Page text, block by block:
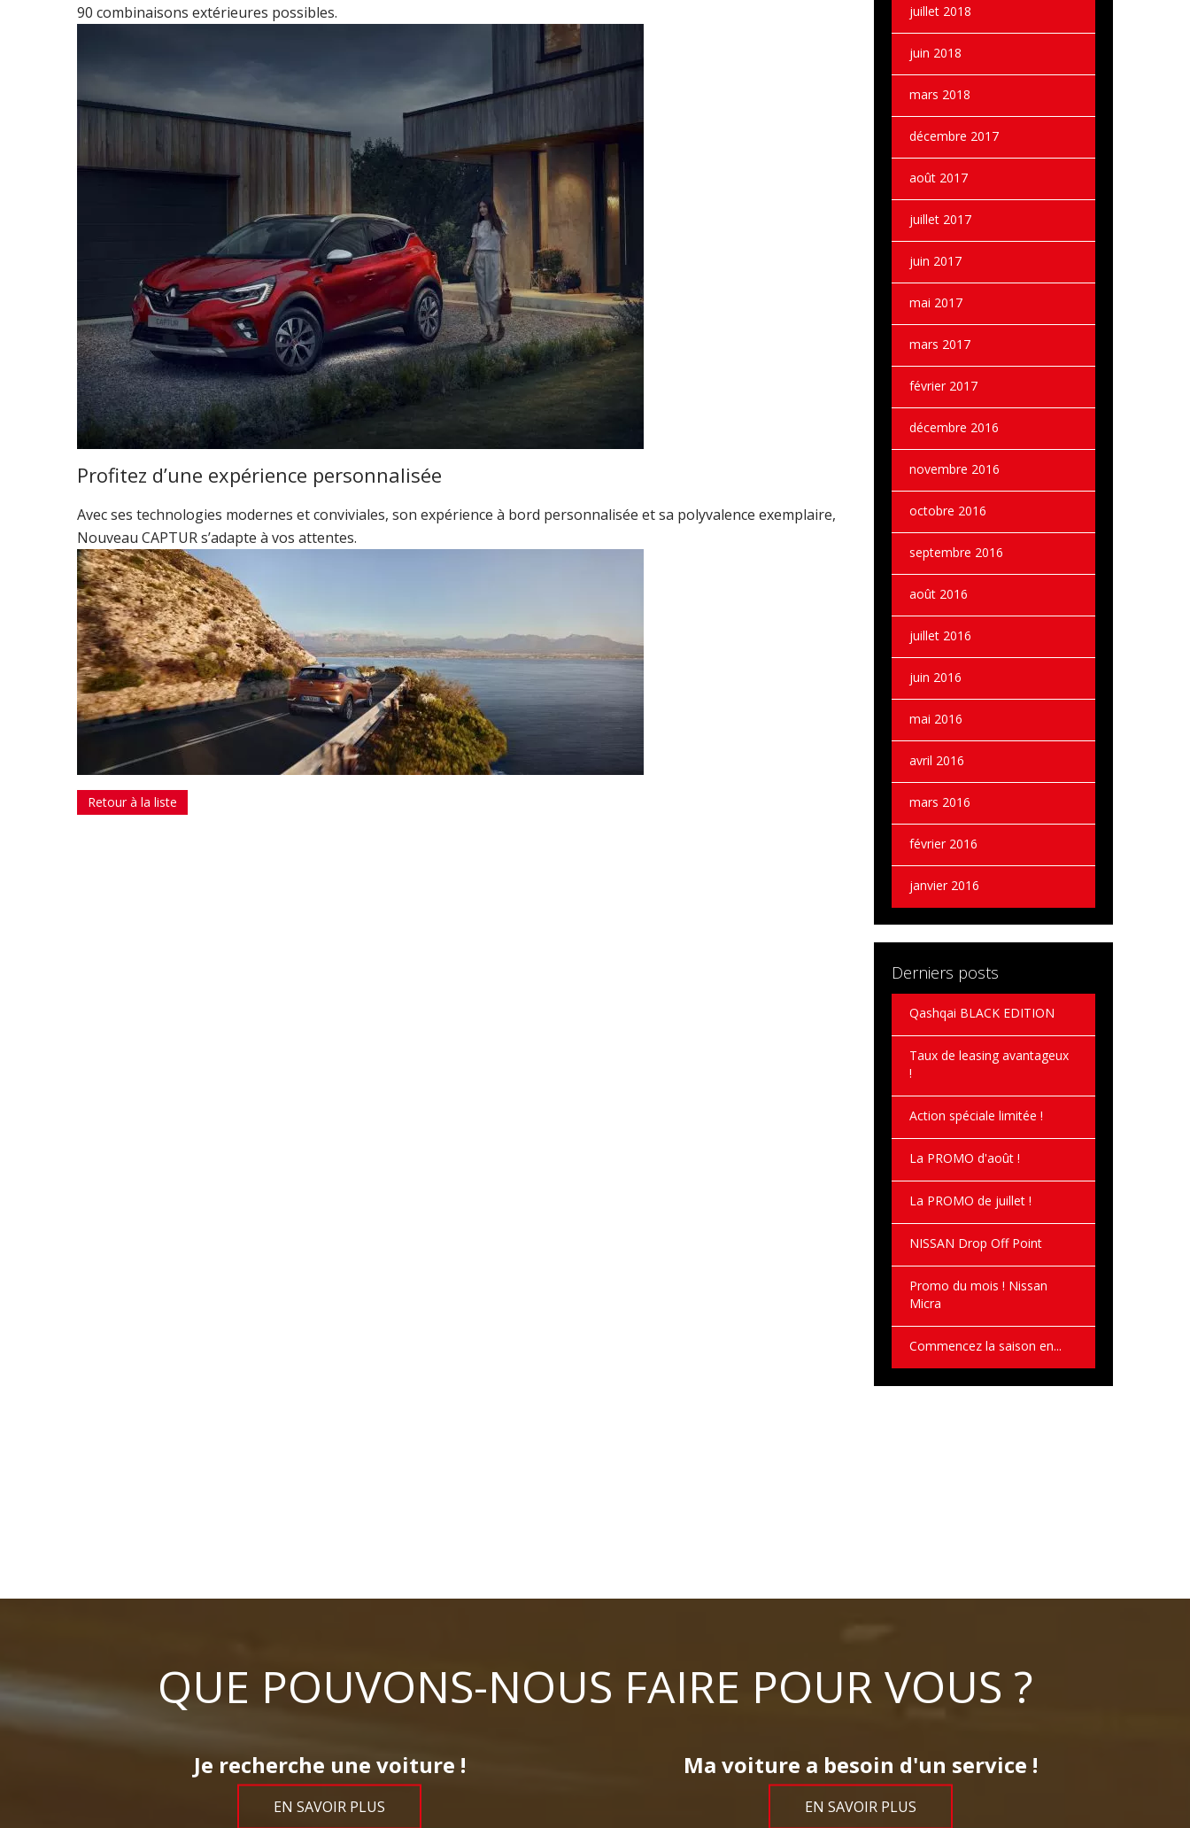
90 combinaisons extérieures possibles.
Profitez d’une expérience personnalisée
Avec ses technologies modernes et conviviales, son expérience à bord personnalisée et sa polyvalence exemplaire,
Nouveau CAPTUR s’adapte à vos attentes.
Retour à la liste
juillet 2018
juin 2018
mars 2018
décembre 2017
août 2017
juillet 2017
juin 2017
mai 2017
mars 2017
février 2017
décembre 2016
novembre 2016
octobre 2016
septembre 2016
août 2016
juillet 2016
juin 2016
mai 2016
avril 2016
mars 2016
février 2016
janvier 2016
Derniers posts
Qashqai BLACK EDITION
Taux de leasing avantageux
!
Action spéciale limitée !
La PROMO d'août !
La PROMO de juillet !
NISSAN Drop Off Point
Promo du mois ! Nissan
Micra
Commencez la saison en...
QUE POUVONS-NOUS FAIRE POUR VOUS ?
Je recherche une voiture !
EN SAVOIR PLUS
Ma voiture a besoin d'un service !
EN SAVOIR PLUS